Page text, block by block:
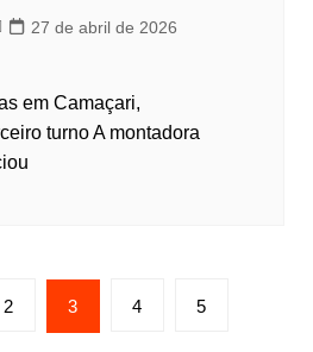
27 de abril de 2026
em Camaçari,
turno A montadora
2 3 4 5